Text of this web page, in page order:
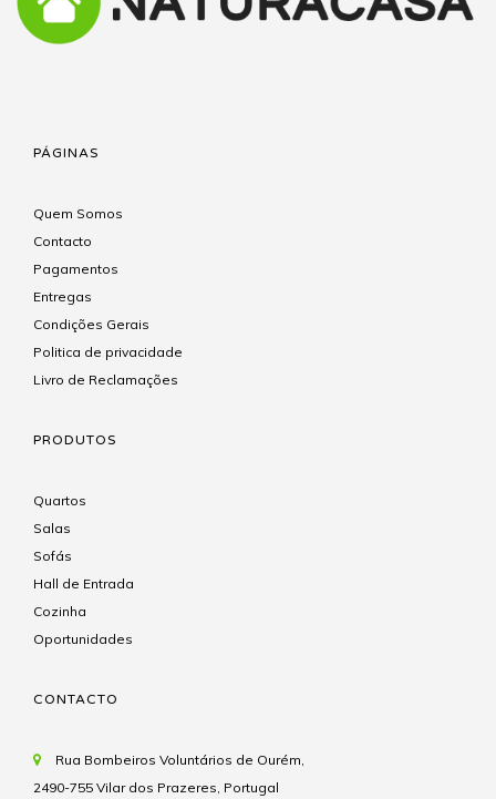
PÁGINAS
Quem Somos
Contacto
Pagamentos
Entregas
Condições Gerais
Politica de privacidade
Livro de Reclamações
PRODUTOS
Quartos
Salas
Sofás
Hall de Entrada
Cozinha
Oportunidades
CONTACTO
Rua Bombeiros Voluntários de Ourém,
2490-755 Vilar dos Prazeres, Portugal